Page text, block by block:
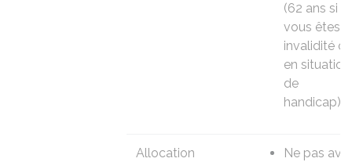
(62 ans si
vous êtes
invalidité ou
en situation
de
handicap)
Allocation
Ne pas